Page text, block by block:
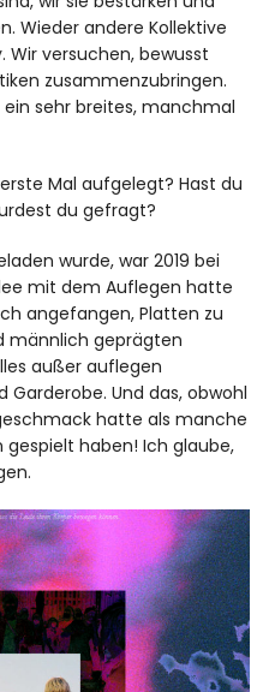
Wieder andere Kollektive
Wir versuchen, bewusst
zusammenzubringen.
sehr breites, manchmal
Mal aufgelegt? Hast du
du gefragt?
wurde, war 2019 bei
mit dem Auflegen hatte
angefangen, Platten zu
männlich geprägten
außer auflegen
Und das, obwohl
hatte als manche
gespielt haben! Ich glaube,